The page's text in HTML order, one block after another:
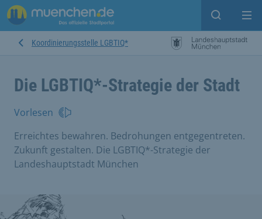
Suche
Koordinierungsstelle LGBTIQ*
Die LGBTIQ*-Strategie der Stadt
Vorlesen
Erreichtes bewahren. Bedrohungen entgegentreten.
Zukunft gestalten. Die LGBTIQ*-Strategie der
Landeshauptstadt München